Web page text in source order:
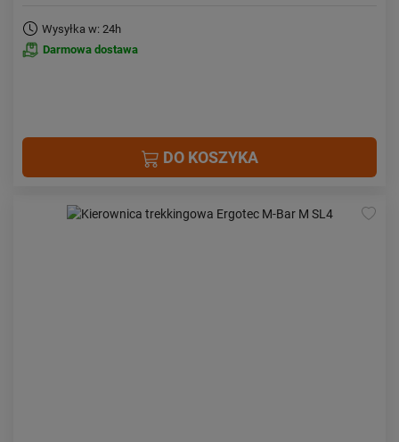
Wysyłka w: 24h
Darmowa dostawa
DO KOSZYKA